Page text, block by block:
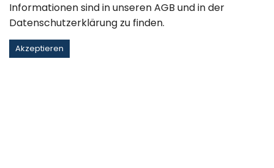
Informationen sind in unserenAGB und in der
Datenschutzerklärung zu finden.
Akzeptieren